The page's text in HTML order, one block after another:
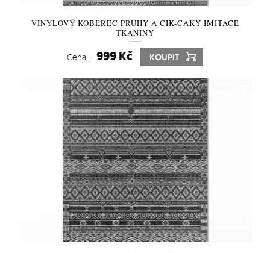
VINYLOVÝ KOBEREC PRUHY A CIK-CAKY IMITACE
TKANINY
Cena: 999 Kč KOUPIT